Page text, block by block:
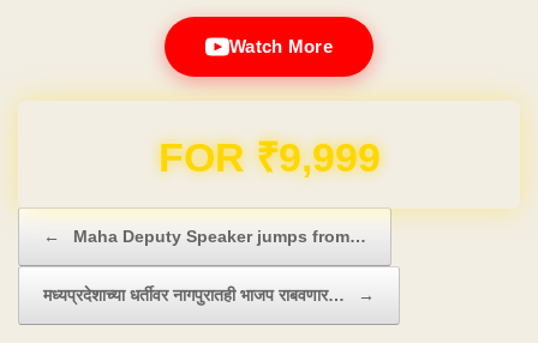
Watch More
Domain & Hosting FREE for 1 Year
← Maha Deputy Speaker jumps from…
मध्यप्रदेशाच्या धर्तीवर नागपुरातही भाजप राबवणार… →